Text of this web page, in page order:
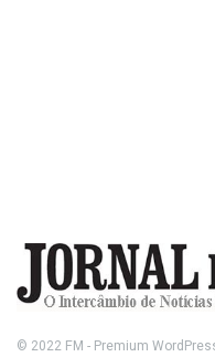
© 2022 FM - Premium